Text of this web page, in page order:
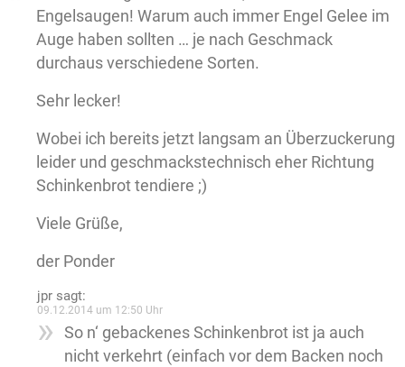
Engelsaugen! Warum auch immer Engel Gelee im
Auge haben sollten … je nach Geschmack
durchaus verschiedene Sorten.
Sehr lecker!
Wobei ich bereits jetzt langsam an Überzuckerung
leider und geschmackstechnisch eher Richtung
Schinkenbrot tendiere ;)
Viele Grüße,
der Ponder
jpr sagt:
09.12.2014 um 12:50 Uhr
So n‘ gebackenes Schinkenbrot ist ja auch
nicht verkehrt (einfach vor dem Backen noch